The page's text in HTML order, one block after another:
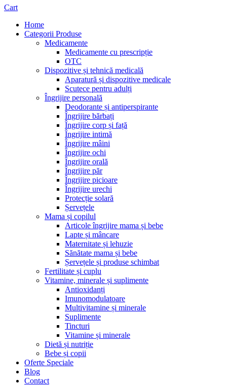
Cart
Home
Categorii Produse
Medicamente
Medicamente cu prescripție
OTC
Dispozitive și tehnică medicală
Aparatură și dispozitive medicale
Scutece pentru adulți
Îngrijire personală
Deodorante și antiperspirante
Îngrijire bărbați
Îngrijire corp și față
Îngrijire intimă
Îngrijire mâini
Îngrijire ochi
Îngrijire orală
Îngrijire păr
Îngrijire picioare
Îngrijire urechi
Protecție solară
Șervețele
Mama și copilul
Articole îngrijire mama și bebe
Lapte și mâncare
Maternitate și lehuzie
Sănătate mama și bebe
Șervețele și produse schimbat
Fertilitate și cuplu
Vitamine, minerale și suplimente
Antioxidanți
Imunomodulatoare
Multivitamine și minerale
Suplimente
Tincturi
Vitamine și minerale
Dietă și nutriție
Bebe și copii
Oferte Speciale
Blog
Contact